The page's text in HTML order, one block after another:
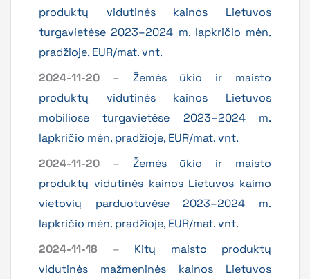
produktų vidutinės kainos Lietuvos
turgavietėse 2023–2024 m. lapkričio mėn.
pradžioje, EUR/mat. vnt.
2024-11-20 – Žemės ūkio ir maisto
produktų vidutinės kainos Lietuvos
mobiliose turgavietėse 2023–2024 m.
lapkričio mėn. pradžioje, EUR/mat. vnt.
2024-11-20 – Žemės ūkio ir maisto
produktų vidutinės kainos Lietuvos kaimo
vietovių parduotuvėse 2023–2024 m.
lapkričio mėn. pradžioje, EUR/mat. vnt.
2024-11-18 – Kitų maisto produktų
vidutinės mažmeninės kainos Lietuvos